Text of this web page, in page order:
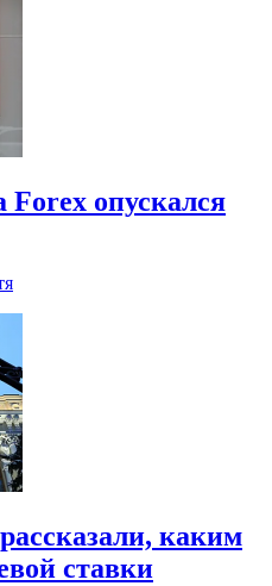
Forex опускался
каким
ставки